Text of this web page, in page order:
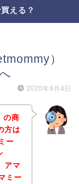
える？
）
2020年9月4日
の商
方は
ー
アマ
ミー